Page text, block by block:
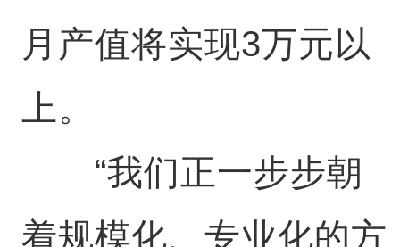
月产值将实现3万元以
上。
“我们正一步步朝
着规模化、专业化的方